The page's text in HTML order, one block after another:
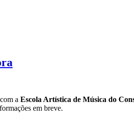
a Escola Artística de Música do
em breve.